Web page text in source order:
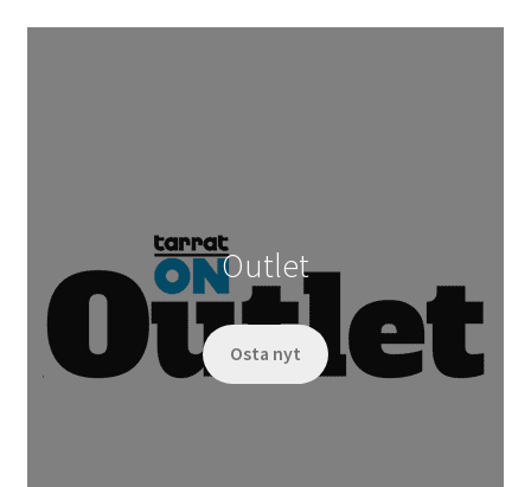
Outlet
Osta nyt